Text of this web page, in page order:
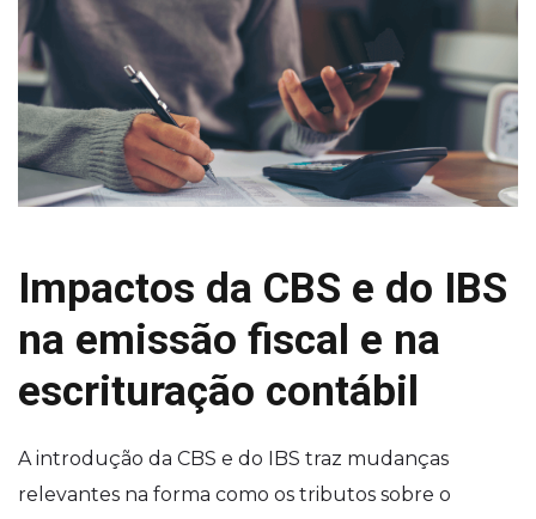
Impactos da CBS e do IBS
na emissão fiscal e na
escrituração contábil
A introdução da CBS e do IBS traz mudanças
relevantes na forma como os tributos sobre o